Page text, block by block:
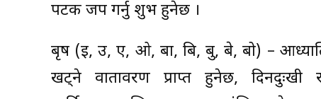
पटक जप गर्नु शुभ हुनेछ ।
बृष (इ, उ, ए, ओ, बा, बि, बु, बे, बो) –
खट्ने वातावरण प्राप्त हुनेछ,